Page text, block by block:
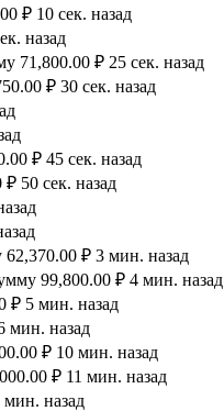
₽ 10 сек. назад
назад
71,800.00 ₽ 25 сек. назад
₽ 30 сек. назад
₽ 45 сек. назад
50 сек. назад
₽ 3 мин. назад
99,800.00 ₽ 4 мин. назад
₽ 5 мин. назад
мин. назад
₽ 10 мин. назад
₽ 11 мин. назад
назад